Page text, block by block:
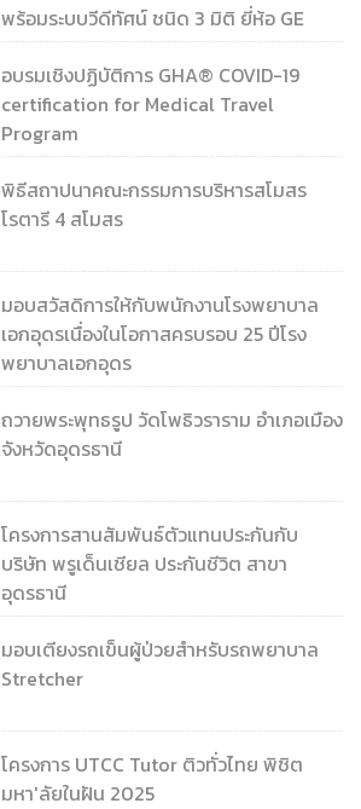
พร้อมระบบวีดีทัศน์ ชนิด 3 มิติ ยี่ห้อ GE
อบรมเชิงปฏิบัติการ GHA®️ COVID-19
certification for Medical Travel
Program
พิธีสถาปนาคณะกรรมการบริหารสโมสร
โรตารี 4 สโมสร
มอบสวัสดิการให้กับพนักงานโรงพยาบาล
เอกอุดรเนื่องในโอกาสครบรอบ 25 ปีโรง
พยาบาลเอกอุดร
ถวายพระพุทธรูป วัดโพธิวราราม อำเภอเมือง
จังหวัดอุดรธานี
โครงการสานสัมพันธ์ตัวแทนประกันกับ
บริษัท พรูเด็นเชียล ประกันชีวิต สาขา
อุดรธานี
มอบเตียงรถเข็นผู้ป่วยสำหรับรถพยาบาล
Stretcher
โครงการ UTCC Tutor ติวทั่วไทย พิชิต
มหา'ลัยในฝัน 2025